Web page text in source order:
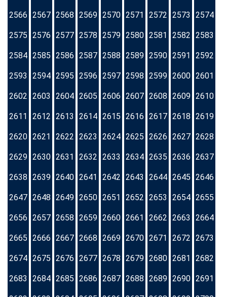
2566 2567 2568 2569 2570 2571 2572 2573 2574
2575 2576 2577 2578 2579 2580 2581 2582 2583
2584 2585 2586 2587 2588 2589 2590 2591 2592
2593 2594 2595 2596 2597 2598 2599 2600 2601
2602 2603 2604 2605 2606 2607 2608 2609 2610
2611 2612 2613 2614 2615 2616 2617 2618 2619
2620 2621 2622 2623 2624 2625 2626 2627 2628
2629 2630 2631 2632 2633 2634 2635 2636 2637
2638 2639 2640 2641 2642 2643 2644 2645 2646
2647 2648 2649 2650 2651 2652 2653 2654 2655
2656 2657 2658 2659 2660 2661 2662 2663 2664
2665 2666 2667 2668 2669 2670 2671 2672 2673
2674 2675 2676 2677 2678 2679 2680 2681 2682
2683 2684 2685 2686 2687 2688 2689 2690 2691